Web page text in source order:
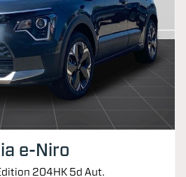
e-Niro
204HK 5d Aut.